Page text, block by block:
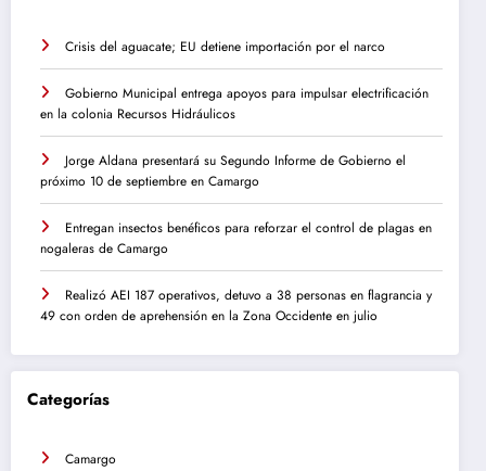
Crisis del aguacate; EU detiene importación por el narco
Gobierno Municipal entrega apoyos para impulsar electrificación
en la colonia Recursos Hidráulicos
Jorge Aldana presentará su Segundo Informe de Gobierno el
próximo 10 de septiembre en Camargo
Entregan insectos benéficos para reforzar el control de plagas en
nogaleras de Camargo
Realizó AEI 187 operativos, detuvo a 38 personas en flagrancia y
49 con orden de aprehensión en la Zona Occidente en julio
Categorías
Camargo